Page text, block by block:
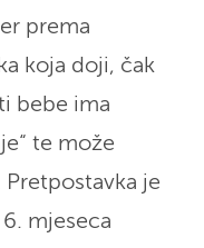
prema
koja doji, čak
bebe ima
te može
je
mjeseca